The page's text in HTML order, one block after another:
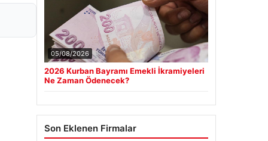
05/08/2026
2026 Kurban Bayramı Emekli İkramiyeleri
Ne Zaman Ödenecek?
Son Eklenen Firmalar